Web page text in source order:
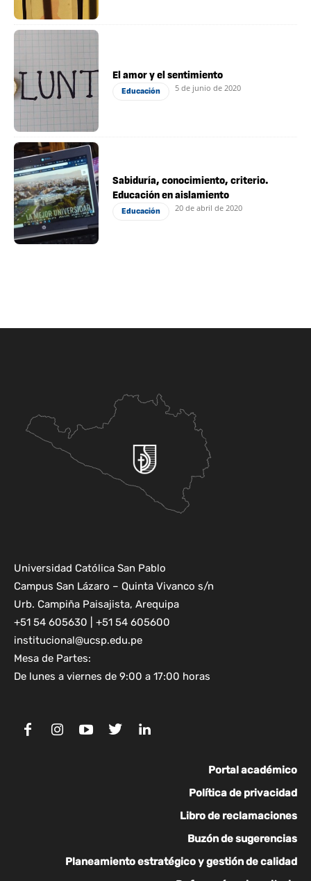
El amor y el sentimiento
Educación 5 de junio de 2020
Sabiduría, conocimiento, criterio.
Educación en aislamiento
Educación 20 de abril de 2020
Universidad Católica San Pablo
Campus San Lázaro – Quinta Vivanco s/n
Urb. Campiña Paisajista, Arequipa
+51 54 605630 | +51 54 605600
institucional@ucsp.edu.pe
Mesa de Partes:
De lunes a viernes de 9:00 a 17:00 horas
Portal académico
Política de privacidad
Libro de reclamaciones
Buzón de sugerencias
Planeamiento estratégico y gestión de calidad